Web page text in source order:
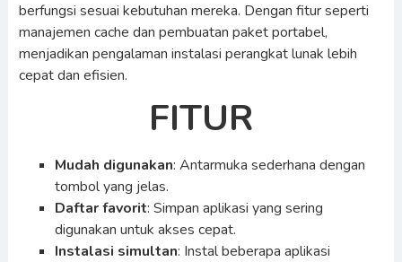
berfungsi sesuai kebutuhan mereka. Dengan fitur seperti
manajemen cache dan pembuatan paket portabel,
menjadikan pengalaman instalasi perangkat lunak lebih
cepat dan efisien.
FITUR
Mudah digunakan: Antarmuka sederhana dengan
tombol yang jelas.
Daftar favorit: Simpan aplikasi yang sering
digunakan untuk akses cepat.
Instalasi simultan: Instal beberapa aplikasi